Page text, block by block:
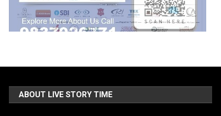
ABOUT LIVE STORY TIME